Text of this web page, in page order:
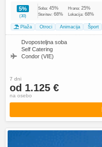
5%
(30)
Soba: 45% Hrana: 25%
Storitev: 68% Lokacija: 68%
Plaža Otroci Animacija Šport
Dvoposteljna soba
Self Catering
Condor (VIE)
7 dni
od 1.125 €
na osebo